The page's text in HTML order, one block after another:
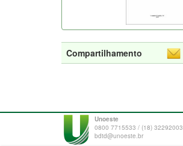
Compartilhamento
Unoeste
0800 7715533 / (18) 32292003
bdtd@unoeste.br